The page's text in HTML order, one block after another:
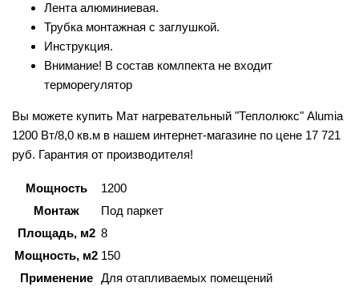
Лента алюминиевая.
Трубка монтажная с заглушкой.
Инструкция.
Внимание! В состав комлпекта не входит
терморегулятор
Вы можете купить Мат нагревательный "Теплолюкс" Alumia
1200 Вт/8,0 кв.м в нашем интернет-магазине по цене 17 721
руб. Гарантия от производителя!
Мощность
1200
Монтаж
Под паркет
Площадь, м2 8
Мощность, м2 150
Применение
Для отапливаемых помещений